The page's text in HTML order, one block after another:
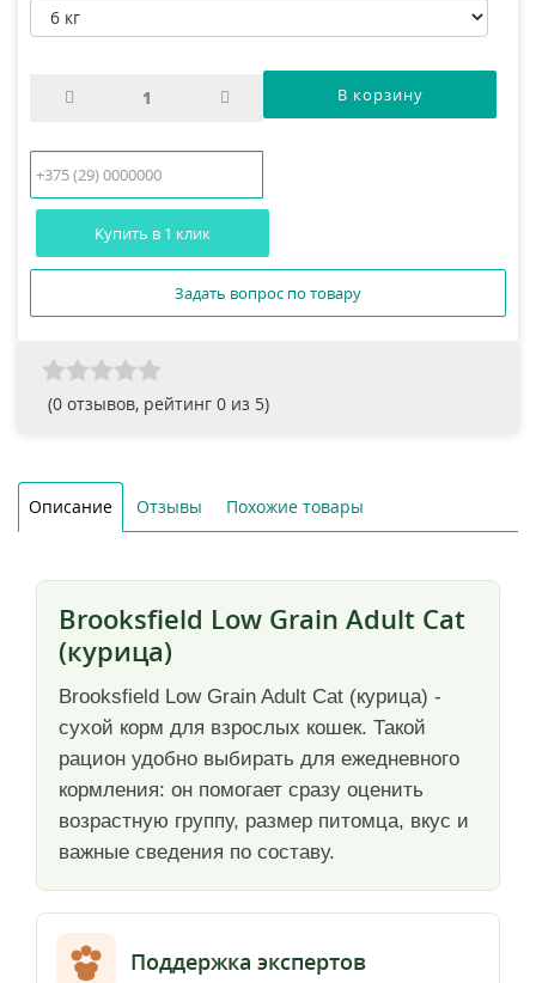
Купить в 1 клик
Задать вопрос по товару
(0 отзывов, рейтинг 0 из 5)
Описание Отзывы Похожие товары
Brooksfield Low Grain Adult Cat
(курица)
Brooksfield Low Grain Adult Cat (курица) -
сухой корм для взрослых кошек. Такой
рацион удобно выбирать для ежедневного
кормления: он помогает сразу оценить
возрастную группу, размер питомца, вкус и
важные сведения по составу.
Поддержка экспертов